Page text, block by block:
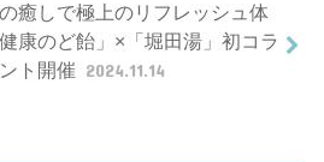
癒しで極上のリフレッシュ体
康のど飴」×「堀田湯」初コラ
ト開催 2024.11.14